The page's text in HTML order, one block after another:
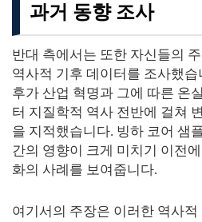
과거 동향 조사
반대 측에서는 또한 자신들의
역사적 기후 데이터를 조사했습
후가 산업 혁명과 그에 따른 온
터 지질학적 역사 전반에 걸쳐
을 지적했습니다. 빙하 코어 샘
간의 영향이 크게 미치기 이전
화의 사례를 보여줍니다.
여기서의 주장은 이러한 역사적